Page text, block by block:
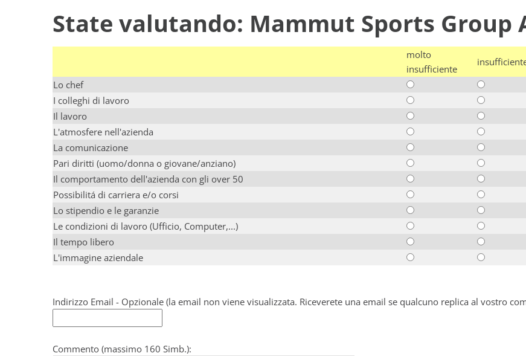
State valutando: Mammut Sports Group
molto
insufficiente
Lo chef
I colleghi di lavoro
Il lavoro
L'atmosfere nell'azienda
La comunicazione
Pari diritti (uomo/donna o giovane/anziano)
Il comportamento dell'azienda con gli over 50
Possibilitá di carriera e/o corsi
Lo stipendio e le garanzie
Le condizioni di lavoro (Ufficio, Computer,...)
Il tempo libero
L'immagine aziendale
Indirizzo Email - Opzionale (la email non viene visualizzata. Riceverete una email se qualcuno replica al vostro
Commento (massimo 160 Simb.):